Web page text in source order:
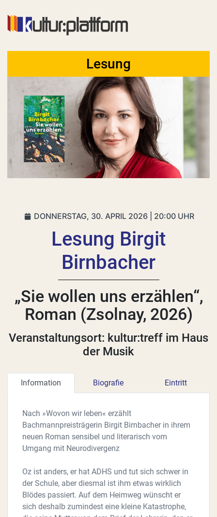
Lesung
DONNERSTAG, 30. APRIL 2026 | 20:00 UHR
Lesung Birgit
Birnbacher
„Sie wollen uns erzählen“,
Roman (Zsolnay, 2026)
Veranstaltungsort: kultur:treff im Haus
der Musik
Information Biografie Eintritt
Nach »Wovon wir leben« erzählt
Bachmannpreisträgerin Birgit Birnbacher in ihrem
neuen Roman sensibel und literarisch vom
Umgang mit Neurodivergenz
Oz ist anders, er hat ADHS und tut sich schwer in
der Schule, aber diesmal ist ihm etwas wirklich
Blödes passiert. Auf dem Heimweg wünscht er
sich deshalb zumindest eine kleine Katastrophe,